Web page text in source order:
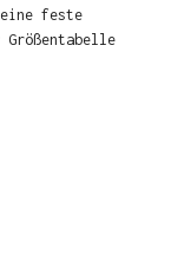
feste
Größentabelle